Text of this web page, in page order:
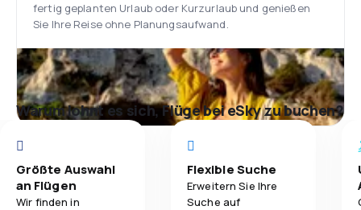
fertig geplanten Urlaub oder Kurzurlaub und genießen
Sie Ihre Reise ohne Planungsaufwand.
Warum lohnt es sich, Flüge bei eSky zu buchen?
Größte Auswahl
an Flügen
Wir finden in
Flexible Suche
Erweitern Sie Ihre
Suche auf